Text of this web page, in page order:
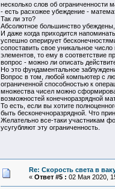
несколько слов об ограниченности
- есть расхожее убеждение -
Так ли это?
Абсолютное большинство
И даже когда приходится
успешно оперирует
сопоставить свое уникальное
элементов, то ему в соответствие
вопрос - можно ли описать
Но это фундаментальное
Вопрос в том, любой компьютер с
ограниченной способностью к
множества чисел можно
возможностей конечноразрядной
То есть, если вы хотите
быть бесконечноразрядной. Что
Желательно все-таки участникам
усугубляют эту ограниченность.
Re: Скорость света в
« Ответ #5 : 02 Мая 2020,